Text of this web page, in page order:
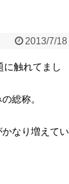
2013/7/18
に触れてまし
総称。
なり増えてい